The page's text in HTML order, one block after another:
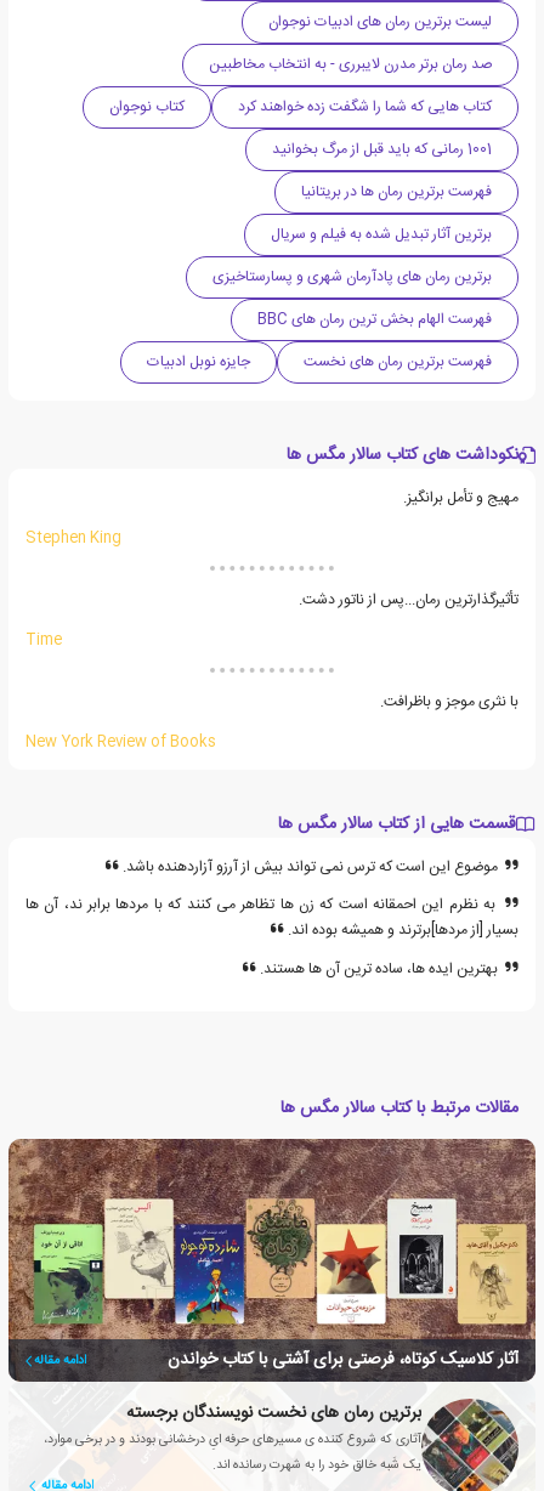
لیست برترین رمان های ادبیات نوجوان
صد رمان برتر مدرن لایبرری - به انتخاب مخاطبین
کتاب هایی که شما را شگفت زده خواهند کرد
کتاب نوجوان
1001 رمانی که باید قبل از مرگ بخوانید
فهرست برترین رمان ها در بریتانیا
برترین آثار تبدیل شده به فیلم و سریال
برترین رمان های پادآرمان شهری و پسارستاخیزی
فهرست الهام بخش ترین رمان های BBC
فهرست برترین رمان های نخست
جایزه نوبل ادبیات
نکوداشت های کتاب سالار مگس ها
مهیج و تأمل برانگیز.
Stephen King
تأثیرگذارترین رمان...پس از ناتور دشت.
Time
با نثری موجز و باظرافت.
New York Review of Books
قسمت هایی از کتاب سالار مگس ها
موضوع این است که ترس نمی تواند بیش از آرزو آزاردهنده باشد.
به نظرم این احمقانه است که زن ها تظاهر می کنند که با مردها برابر ند، آن ها
بسیار [از مردها]برترند و همیشه بوده اند.
بهترین ایده ها، ساده ترین آن ها هستند.
مقالات مرتبط با کتاب سالار مگس ها
آثار کلاسیک کوتاه، فرصتی برای آشتی با کتاب خواندن ادامه مقاله
برترین رمان های نخست نویسندگان برجسته
آثاری که شروع کننده ی مسیرهای حرفه ایِ درخشانی بودند و در برخی موارد،
یک شَبه خالق خود را به شهرت رسانده اند.
ادامه مقاله